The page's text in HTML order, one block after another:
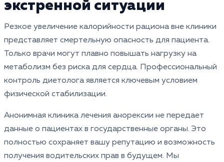
экстренной ситуации
Резкое увеличение калорийности рациона вне клиники
представляет смертельную опасность для пациента.
Только врачи могут плавно повышать нагрузку на
метаболизм без риска для сердца. Профессиональный
контроль диетолога является ключевым условием
физической стабилизации.
Анонимная клиника лечения анорексии не передает
данные о пациентах в государственные органы. Это
полностью сохраняет вашу репутацию и возможность
получения водительских прав в будущем. Мы